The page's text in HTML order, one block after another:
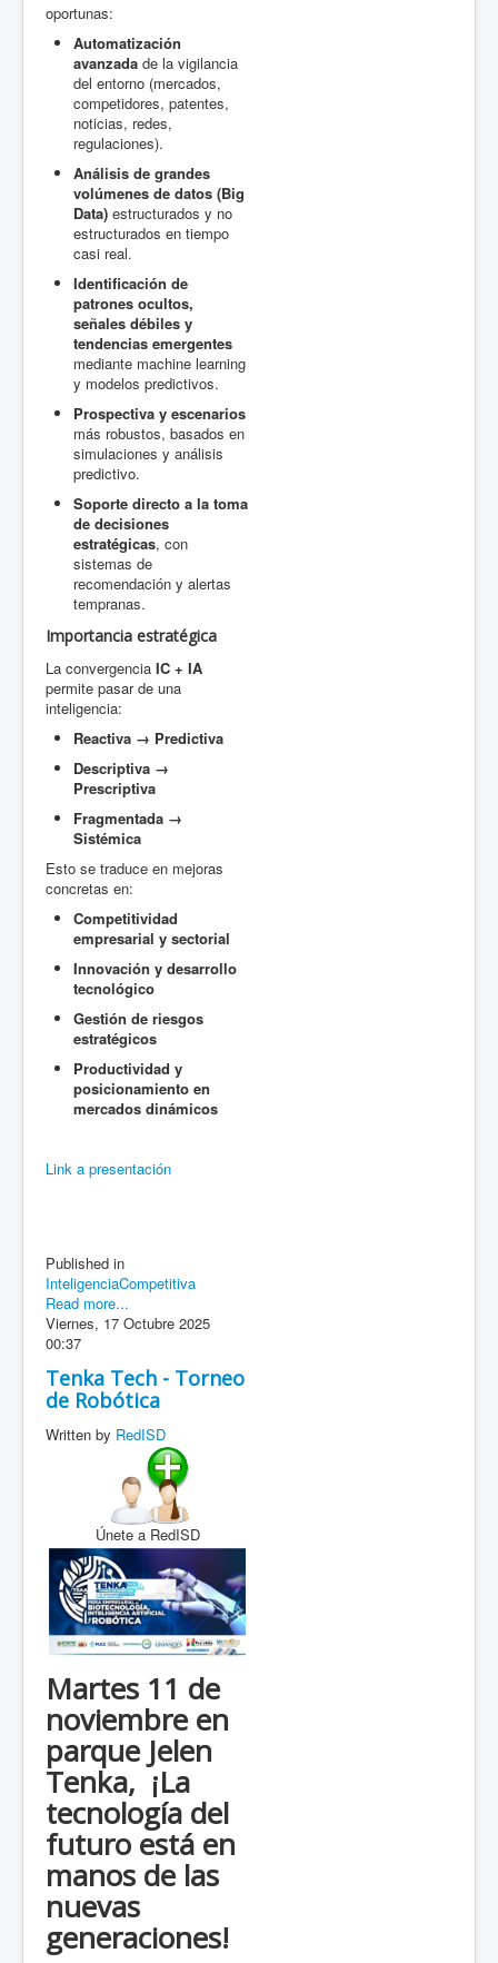
oportunas:
Automatización
avanzada de la vigilancia
del entorno (mercados,
competidores, patentes,
noticias, redes,
regulaciones).
Análisis de grandes
volúmenes de datos (Big
Data) estructurados y no
estructurados en tiempo
casi real.
Identificación de
patrones ocultos,
señales débiles y
tendencias emergentes
mediante machine learning
y modelos predictivos.
Prospectiva y escenarios
más robustos, basados en
simulaciones y análisis
predictivo.
Soporte directo a la toma
de decisiones
estratégicas, con
sistemas de
recomendación y alertas
tempranas.
Importancia estratégica
La convergencia IC + IA
permite pasar de una
inteligencia:
Reactiva → Predictiva
Descriptiva →
Prescriptiva
Fragmentada →
Sistémica
Esto se traduce en mejoras
concretas en:
Competitividad
empresarial y sectorial
Innovación y desarrollo
tecnológico
Gestión de riesgos
estratégicos
Productividad y
posicionamiento en
mercados dinámicos
Link a presentación
Published in
InteligenciaCompetitiva
Read more...
Viernes, 17 Octubre 2025
00:37
Tenka Tech - Torneo
de Robótica
Written by RedISD
Únete a RedISD
Martes 11 de
noviembre en
parque Jelen
Tenka, ¡La
tecnología del
futuro está en
manos de las
nuevas
generaciones!